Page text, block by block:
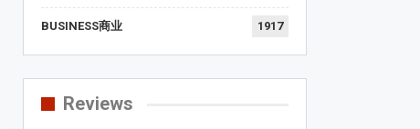
BUSINESS商业 1917
Reviews